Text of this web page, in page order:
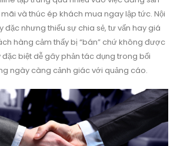
và thúc ép khách mua ngay lập tức. Nội
nhưng thiếu sự chia sẻ, tư vấn hay giá
hàng cảm thấy bị “bán” chứ không được
biệt dễ gây phản tác dụng trong bối
ngày càng cảnh giác với quảng cáo.